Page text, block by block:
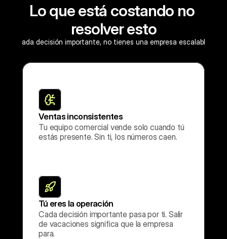
Lo que está costando no
resolver esto
cada decisión importante, no tienes una empresa escalable.
Ventas inconsistentes
Tu equipo comercial vende solo cuando tú
estás presente. Sin ti, los números caen.
Tú eres la operación
Cada decisión importante pasa por ti. Salir
de vacaciones significa que la empresa
para.